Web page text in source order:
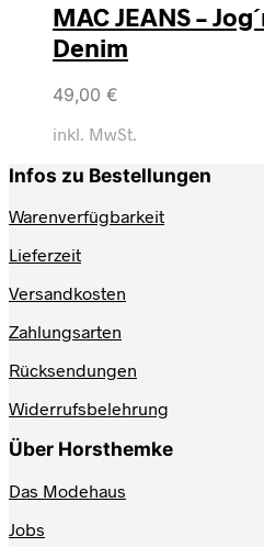
MAC JEANS –
Denim
49,00 €
inkl. MwSt.
Infos zu Bestellungen
Warenverfügbarkeit
Lieferzeit
Versandkosten
Zahlungsarten
Rücksendungen
Widerrufsbelehrung
Über Horsthemke
Das Modehaus
Jobs